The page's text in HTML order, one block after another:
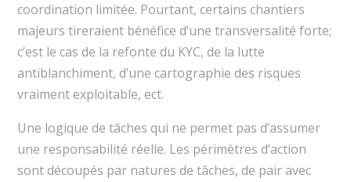
coordination limitée. Pourtant, certains chantiers
majeurs tireraient bénéfice d’une transversalité forte;
c’est le cas de la refonte du KYC, de la lutte
antiblanchiment, d’une cartographie des risques
vraiment exploitable, ect.
Une logique de tâches qui ne permet pas d’assumer
une responsabilité réelle. Les périmètres d’action
sont découpés par natures de tâches, de pair avec